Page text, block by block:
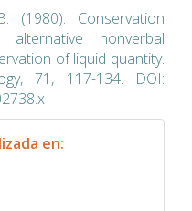
(1980). Conservation
nonverbal
of liquid quantity.
71, 117-134. DOI:
en: